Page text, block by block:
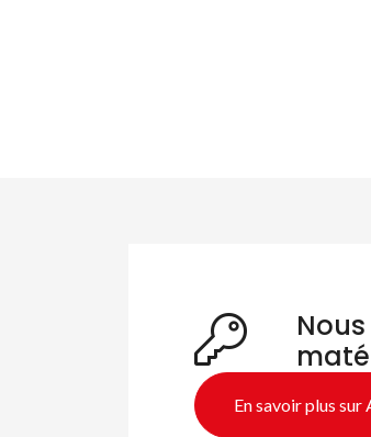
En savoir plus sur